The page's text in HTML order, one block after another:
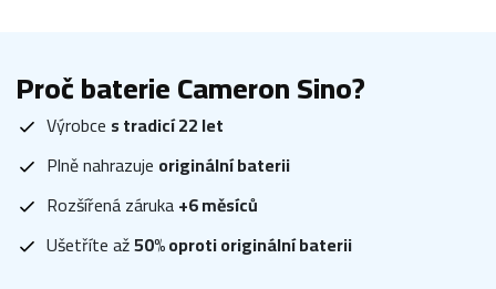
Proč baterie Cameron Sino?
Výrobce s tradicí 22 let
Plně nahrazuje originální baterii
Rozšířená záruka+6 měsíců
Ušetříte až50% oproti originální baterii